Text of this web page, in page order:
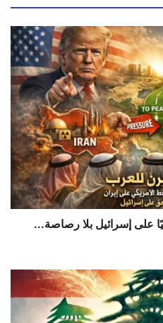
على إسرائيل بلا رصاصة...